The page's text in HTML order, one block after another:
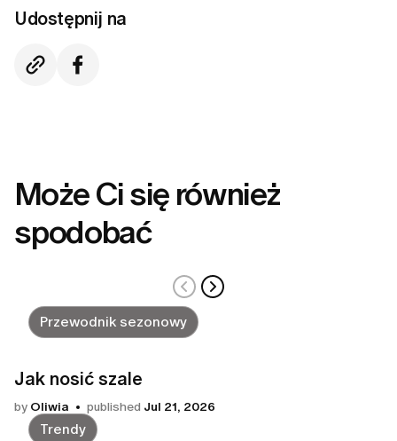
Udostępnij na
Może Ci się również
spodobać
Przewodnik sezonowy
Jak nosić szale
by Oliwia published Jul 21, 2026
Trendy